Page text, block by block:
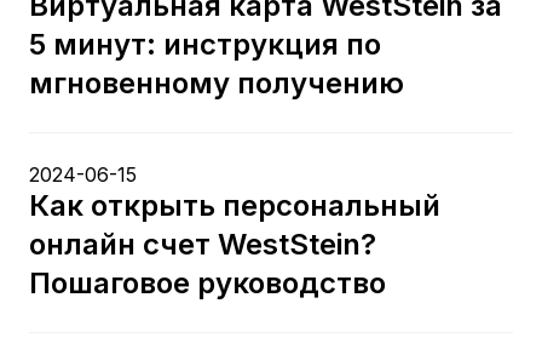
5 минут: инструкция по
мгновенному получению
2024-06-15
Как открыть персональный
онлайн счет WestStein?
Пошаговое руководство